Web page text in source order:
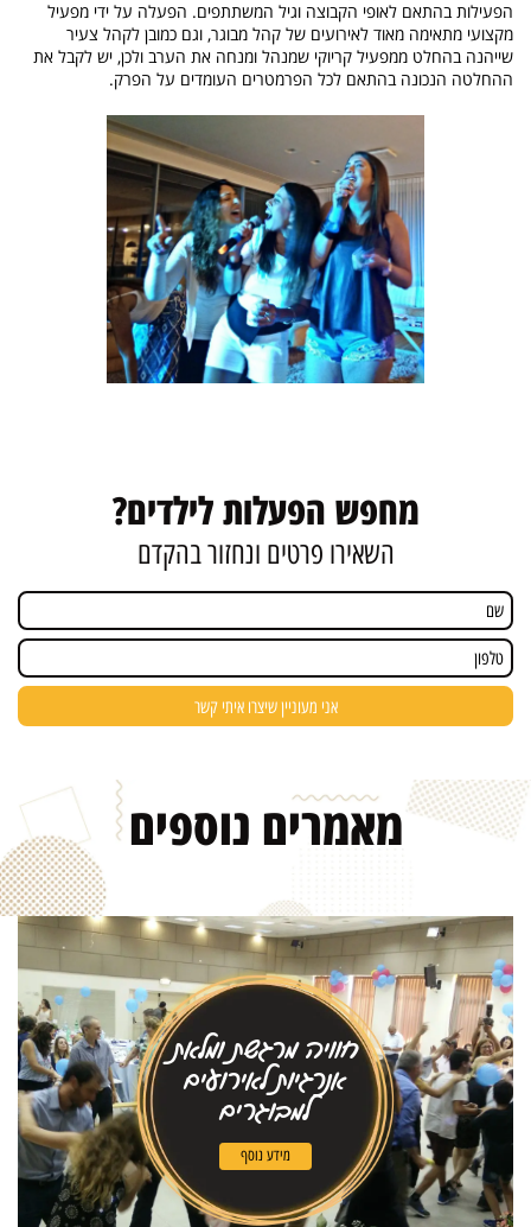
הפעילות בהתאם לאופי הקבוצה וגיל המשתתפים. הפעלה על ידי מפעיל
מקצועי מתאימה מאוד לאירועים של קהל מבוגר, וגם כמובן לקהל צעיר
שייהנה בהחלט ממפעיל קריוקי שמנהל ומנחה את הערב ולכן, יש לקבל את
ההחלטה הנכונה בהתאם לכל הפרמטרים העומדים על הפרק.
מחפש הפעלות לילדים?
השאירו פרטים ונחזור בהקדם
מאמרים נוספים
חוויה מרגשת ומלאת
אנרגיות לאירועים
למבוגרים
מידע נוסף